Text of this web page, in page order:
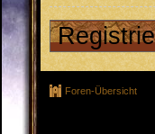
Foren-Übersicht